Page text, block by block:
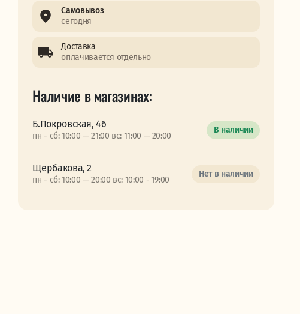
Самовывоз
сегодня
Доставка
оплачивается отдельно
Наличие в магазинах:
Б.Покровская, 46
пн - сб: 10:00 — 21:00 вс: 11:00 — 20:00
В наличии
Щербакова, 2
пн - сб: 10:00 — 20:00 вс: 10:00 - 19:00
Нет в наличии